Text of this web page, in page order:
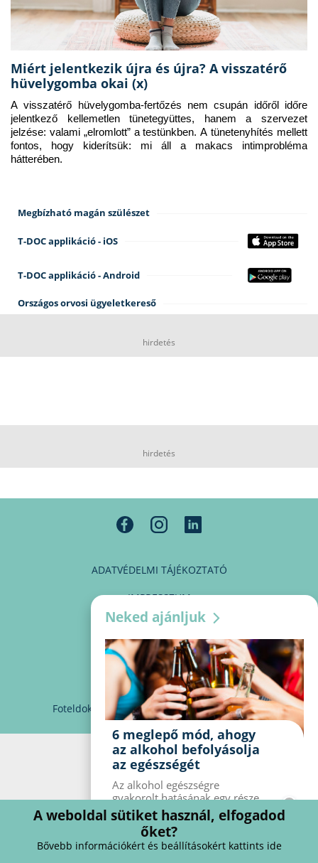
Miért jelentkezik újra és újra? A visszatérő
hüvelygomba okai (x)
A visszatérő hüvelygomba-fertőzés nem csupán időről időre
jelentkező kellemetlen tünetegyüttes, hanem a szervezet
jelzése: valami „elromlott” a testünkben. A tünetenyhítés mellett
fontos, hogy kiderítsük: mi áll a makacs intimprobléma
hátterében.
Megbízható magán szülészet
T-DOC applikáció - iOS
T-DOC applikáció - Android
Országos orvosi ügyeletkereső
hirdetés
hirdetés
ADATVÉDELMI TÁJÉKOZTATÓ
IMPRESSZUM
MÉDIAAJÁNLAT
PARTNEREINK
KAPCSOLAT
Foteldoki info@foteldoki.hu Süti beállítások
Neked ajánljuk
6 meglepő mód, ahogy
az alkohol befolyásolja
az egészségét
Az alkohol egészségre
gyakorolt ​​hatásának egy része
jól ismert, mások azonban
meglepők lehetnek. Van hat
kevésbé ismert hatás, amelyet
az alkohol gyakorol a
A weboldal sütiket használ, elfogadod
őket?
Bővebb információkért és beállításokért kattints ide